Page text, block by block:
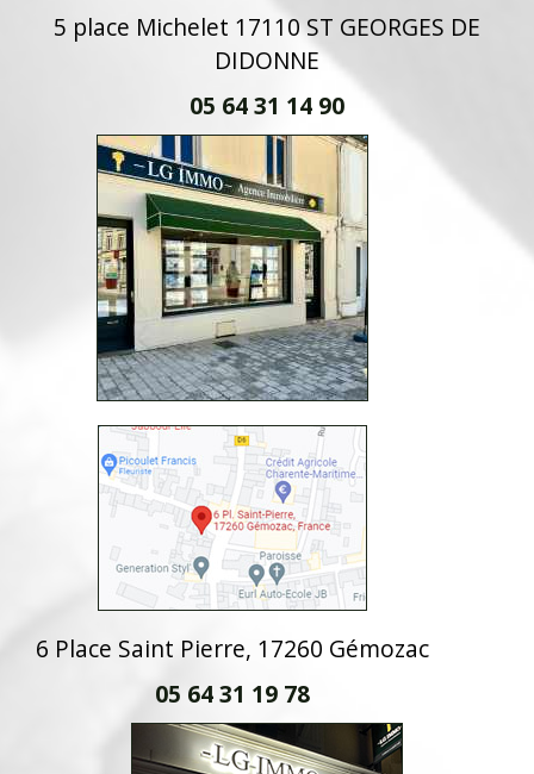
5 place Michelet 17110 ST GEORGES DE
DIDONNE
05 64 31 14 90
6 Place Saint Pierre, 17260 Gémozac
05 64 31 19 78